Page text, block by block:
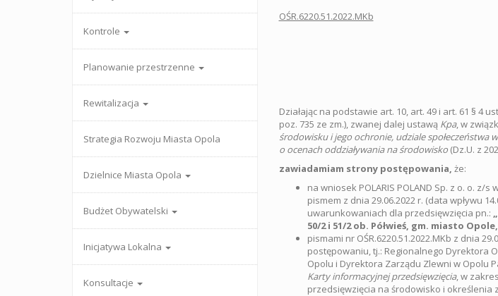
Kontrole
Planowanie przestrzenne
Rewitalizacja
Strategia Rozwoju Miasta Opola
Dzielnice Miasta Opola
Budżet Obywatelski
Inicjatywa Lokalna
Konsultacje
OŚR.6220.51.2022.MKb
Działając na podstawie art. 10, art. 49 i art. 61 § 4
poz. 735 ze zm.), zwanej dalej ustawą Kpa, w
środowisku i jego ochronie, udziale społeczeństwa
o ocenach oddziaływania na środowisko(Dz.U. z
zawiadamiam strony postępowania, że:
na wniosek POLARIS POLAND Sp. z o. o. z/
pismem z dnia 29.06.2022 r. (data wpływu
uwarunkowaniach dla przedsięwzięcia pn.: „
50/2 i 51/2 ob. Półwieś, gm. miasto
pismami nr OŚR.6220.51.2022.MKb z dnia
postępowaniu, tj.: Regionalnego Dyrektora
Opolu i Dyrektora Zarządu Zlewni w Opolu
Karty informacyjnej przedsięwzięcia, w
przedsięwzięcia na środowisko i